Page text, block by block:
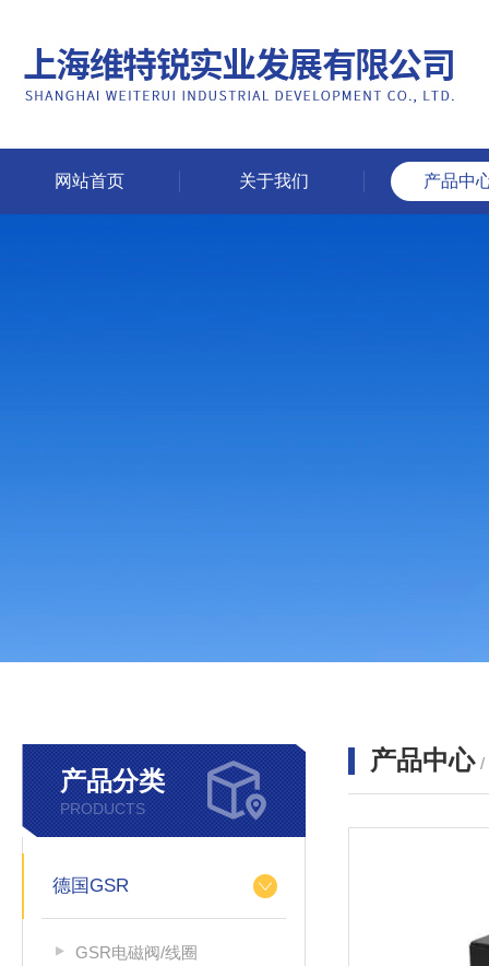
网站首页 关于我们 产品中
产品分类
PRODUCTS
德国GSR
GSR电磁阀/线圈
产品中心 /